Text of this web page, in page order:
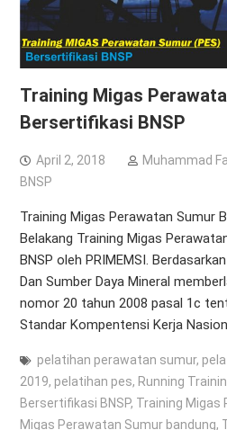
Training Migas
Bersertifikasi BNSP
April 2, 2018 Muhammad
BNSP
Training Migas Perawatan Sumur
Belakang Training Migas
BNSP oleh PRIMEMSI.
Dan Sumber Daya Mineral
nomor 20 tahun 2008 pasal 1c
Standar Kompentensi Kerja
pelatihan perawatan sumur,
2019, pelatihan pes, Running
Bersertifikasi BNSP, Training Migas
Migas Perawatan Sumur bandung,